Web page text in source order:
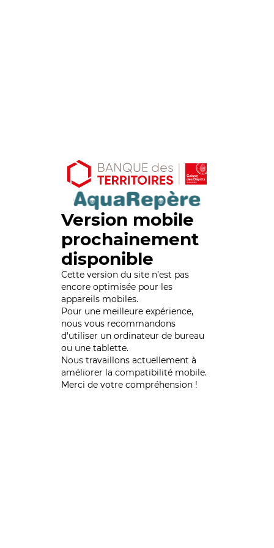
Version mobile
prochainement
disponible
Cette version du site n’est pas
encore optimisée pour les
appareils mobiles.
Pour une meilleure expérience,
nous vous recommandons
d'utiliser un ordinateur de bureau
ou une tablette.
Nous travaillons actuellement à
améliorer la compatibilité mobile.
Merci de votre compréhension !